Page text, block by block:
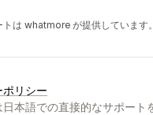
は whatmore が提供しています。
ポリシー
本語での直接的なサポート